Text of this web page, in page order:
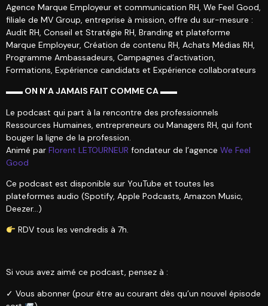
Agence Marque Employeur et communication RH, We Feel Good,
filiale de MV Group, entreprise à mission, offre du sur-mesure :
Audit RH, Conseil et Stratégie RH, Branding et plateforme
Marque Employeur, Création de contenu RH, Achats Médias RH,
Programme Ambassadeurs, Campagnes d’activation,
Formations, Expérience candidats et Expérience collaborateurs
▬▬ ON N’A JAMAIS FAIT COMME CA ▬▬
Le podcast qui part à la rencontre des professionnels
Ressources Humaines, entrepreneurs ou Managers RH, qui font
bouger la ligne de la profession.
Animé par Florent LETOURNEUR fondateur de l’agence We Feel
Good
Ce podcast est disponible sur YouTube et toutes les
plateformes audio (Spotify, Apple Podcasts, Amazon Music,
Deezer…)
RDV tous les vendredis à 7h.
Si vous avez aimé ce podcast, pensez à :
✓ Vous abonner (pour être au courant dès qu’un nouvel épisode